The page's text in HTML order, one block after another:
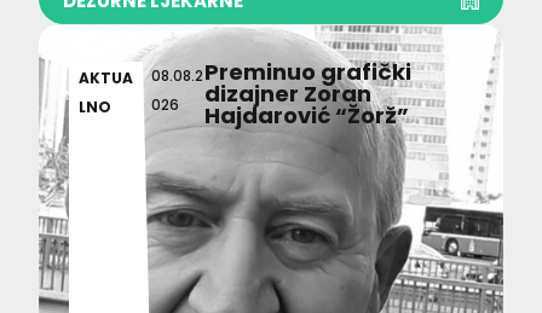
AKTUA
LNO
08.08.2
026
Preminuo grafički
dizajner Zoran
Hajdarović “Žorž”